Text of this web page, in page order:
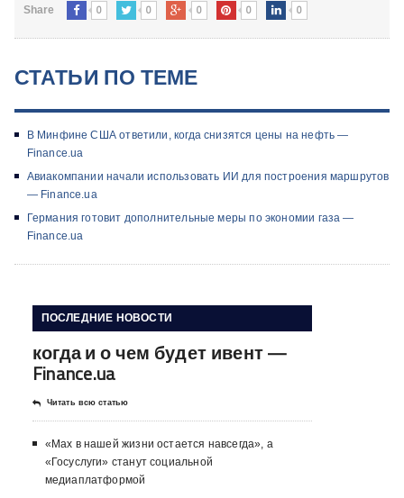
Share 0 0 0 0 0
СТАТЬИ ПО ТЕМЕ
В Минфине США ответили, когда снизятся цены на нефть —
Finance.ua
Авиакомпании начали использовать ИИ для построения маршрутов
— Finance.ua
Германия готовит дополнительные меры по экономии газа —
Finance.ua
ПОСЛЕДНИЕ НОВОСТИ
когда и о чем будет ивент —
Finance.ua
Читать всю статью
«Max в нашей жизни остается навсегда», а
«Госуслуги» станут социальной
медиаплатформой